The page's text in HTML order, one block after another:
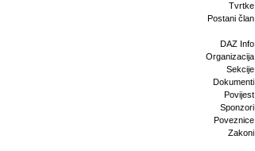
Tvrtke
Postani član
DAZ Info
Organizacija
Sekcije
Dokumenti
Povijest
Sponzori
Poveznice
Zakoni